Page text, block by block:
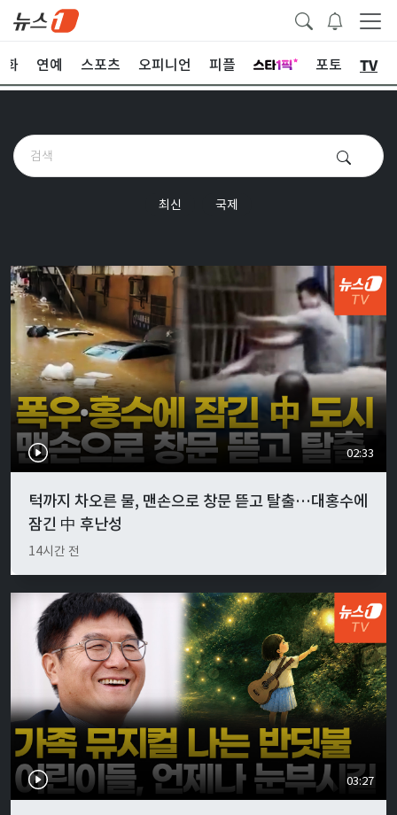
화 연예 스포츠 오피니언 피플 포토 TV
최신 국제
02:33
턱까지 차오른 물, 맨손으로 창문 뜯고 탈출…대홍수에
잠긴 中 후난성
14시간 전
03:27